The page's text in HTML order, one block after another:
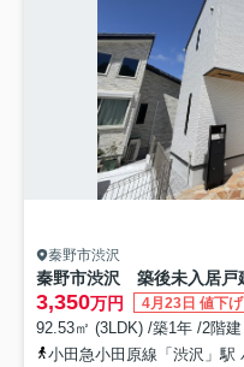
秦野市渋沢
秦野市渋沢 築後未入居
3,350万円 4月23日 値下げ
92.53㎡ (3LDK) /築1年 /2階建
小田急小田原線「渋沢」駅